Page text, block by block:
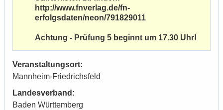
http://www.fnverlag.de/fn-
erfolgsdaten/neon/791829011
Achtung - Prüfung 5 beginnt um 17.30 Uhr!
Veranstaltungsort:
Mannheim-Friedrichsfeld
Landesverband:
Baden Württemberg